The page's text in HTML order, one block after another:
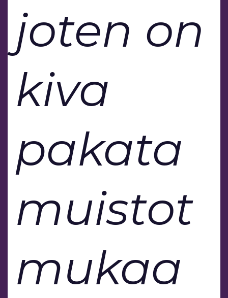
joten on
kiva
pakata
muistot
mukaa